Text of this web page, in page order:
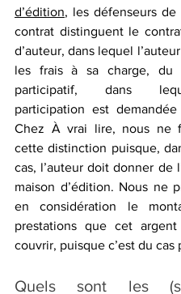
d’édition, les défenseurs
contrat distinguent le
d’auteur, dans lequel
les frais à sa charge, du
participatif, dans
participation est demandée
Chez À vrai lire, nous ne
cette distinction puisque,
cas, l’auteur doit donner de
maison d’édition. Nous ne
en considération le
prestations que cet
couvrir, puisque c’est du cas
Quels sont les